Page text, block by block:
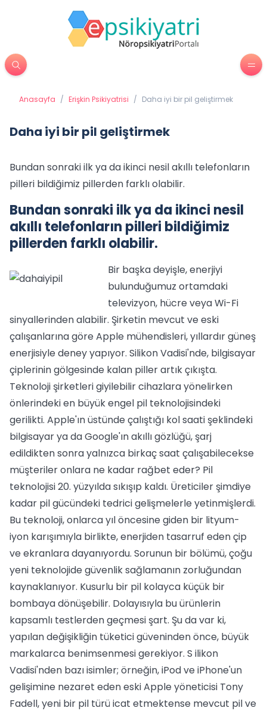
Anasayfa / Erişkin Psikiyatrisi / Daha iyi bir pil geliştirmek
Daha iyi bir pil geliştirmek
Bundan sonraki ilk ya da ikinci nesil akıllı telefonların
pilleri bildiğimiz pillerden farklı olabilir.
Bundan sonraki ilk ya da ikinci nesil
akıllı telefonların pilleri bildiğimiz
pillerden farklı olabilir.
Bir başka deyişle, enerjiyi
bulunduğumuz ortamdaki
televizyon, hücre veya Wi-Fi
sinyallerinden alabilir. Şirketin mevcut ve eski
çalışanlarına göre Apple mühendisleri, yıllardır güneş
enerjisiyle deney yapıyor. Silikon Vadisi'nde, bilgisayar
çiplerinin gölgesinde kalan piller artık çıkışta.
Teknoloji şirketleri giyilebilir cihazlara yönelirken
önlerindeki en büyük engel pil teknolojisindeki
gerilikti. Apple'ın üstünde çalıştığı kol saati şeklindeki
bilgisayar ya da Google'ın akıllı gözlüğü, şarj
edildikten sonra yalnızca birkaç saat çalışabilecekse
müşteriler onlara ne kadar rağbet eder? Pil
teknolojisi 20. yüzyılda sıkışıp kaldı. Üreticiler şimdiye
kadar pil gücündeki tedrici gelişmelerle yetinmişlerdi.
Bu teknoloji, onlarca yıl öncesine giden bir lityum-
iyon karışımıyla birlikte, enerjiden tasarruf eden çip
ve ekranlara dayanıyordu. Sorunun bir bölümü, çoğu
yeni teknolojide güvenlik sağlamanın zorluğundan
kaynaklanıyor. Kusurlu bir pil kolayca küçük bir
bombaya dönüşebilir. Dolayısıyla bu ürünlerin
kapsamlı testlerden geçmesi şart. Şu da var ki,
yapılan değişikliğin tüketici güveninden önce, büyük
markalarca benimsenmesi gerekiyor. S ilikon
Vadisi'nden bazı isimler; örneğin, iPod ve iPhone'un
gelişimine nezaret eden eski Apple yöneticisi Tony
Fadell, yeni bir pil türü icat etmektense mevcut pil ve